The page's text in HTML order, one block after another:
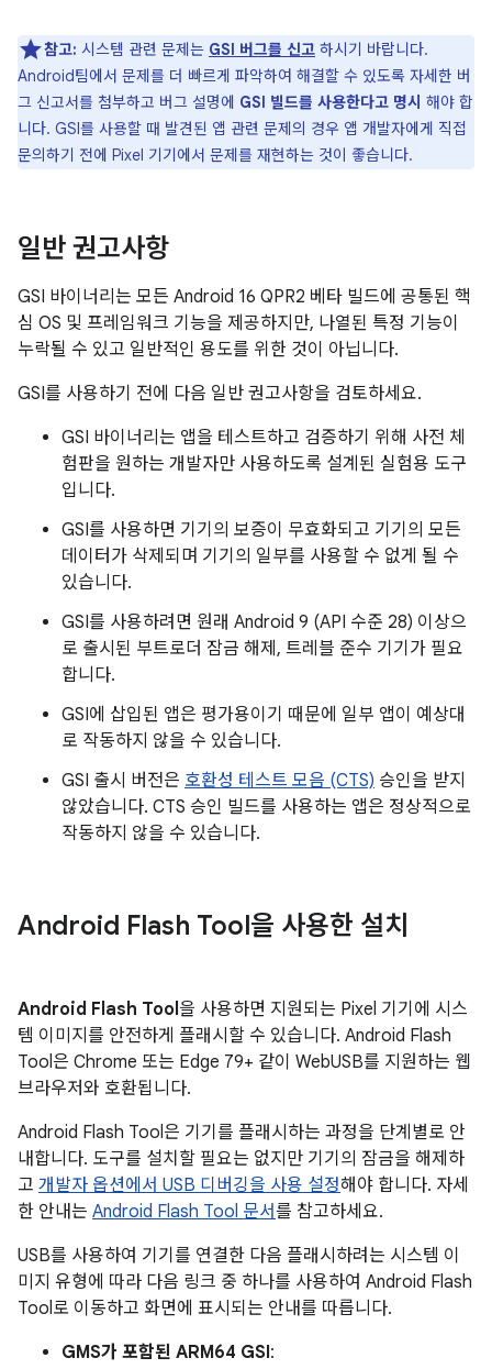
참고: 시스템 관련 문제는 GSI 버그를 신고 하시기 바랍니다.
Android팀에서 문제를 더 빠르게 파악하여 해결할 수 있도록 자세한 버
그 신고서를 첨부하고 버그 설명에 GSI 빌드를 사용한다고 명시 해야 합
니다. GSI를 사용할 때 발견된 앱 관련 문제의 경우 앱 개발자에게 직접
문의하기 전에 Pixel 기기에서 문제를 재현하는 것이 좋습니다.
일반 권고사항
GSI 바이너리는 모든 Android 16 QPR2 베타 빌드에 공통된 핵
심 OS 및 프레임워크 기능을 제공하지만, 나열된 특정 기능이
누락될 수 있고 일반적인 용도를 위한 것이 아닙니다.
GSI를 사용하기 전에 다음 일반 권고사항을 검토하세요.
GSI 바이너리는 앱을 테스트하고 검증하기 위해 사전 체
험판을 원하는 개발자만 사용하도록 설계된 실험용 도구
입니다.
GSI를 사용하면 기기의 보증이 무효화되고 기기의 모든
데이터가 삭제되며 기기의 일부를 사용할 수 없게 될 수
있습니다.
GSI를 사용하려면 원래 Android 9 (API 수준 28) 이상으
로 출시된 부트로더 잠금 해제, 트레블 준수 기기가 필요
합니다.
GSI에 삽입된 앱은 평가용이기 때문에 일부 앱이 예상대
로 작동하지 않을 수 있습니다.
GSI 출시 버전은 호환성 테스트 모음 (CTS) 승인을 받지
않았습니다. CTS 승인 빌드를 사용하는 앱은 정상적으로
작동하지 않을 수 있습니다.
Android Flash Tool을 사용한 설치
Android Flash Tool을 사용하면 지원되는 Pixel 기기에 시스
템 이미지를 안전하게 플래시할 수 있습니다. Android Flash
Tool은 Chrome 또는 Edge 79+ 같이 WebUSB를 지원하는 웹
브라우저와 호환됩니다.
Android Flash Tool은 기기를 플래시하는 과정을 단계별로 안
내합니다. 도구를 설치할 필요는 없지만 기기의 잠금을 해제하
고 개발자 옵션에서 USB 디버깅을 사용 설정해야 합니다. 자세
한 안내는 Android Flash Tool 문서를 참고하세요.
USB를 사용하여 기기를 연결한 다음 플래시하려는 시스템 이
미지 유형에 따라 다음 링크 중 하나를 사용하여 Android Flash
Tool로 이동하고 화면에 표시되는 안내를 따릅니다.
GMS가 포함된 ARM64 GSI: